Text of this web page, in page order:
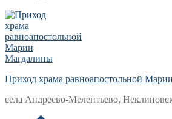
Приход храма равноапостольной
села Андреево-Мелентьево,